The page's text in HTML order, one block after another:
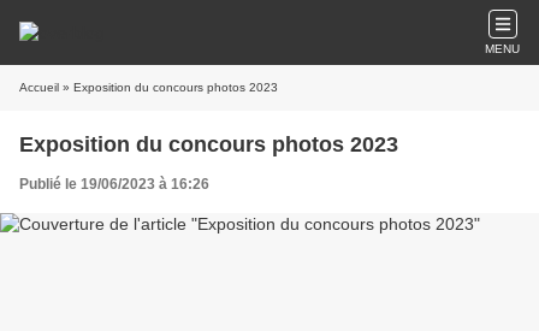
MENU
Accueil » Exposition du concours photos 2023
Exposition du concours photos 2023
Publié le 19/06/2023 à 16:26